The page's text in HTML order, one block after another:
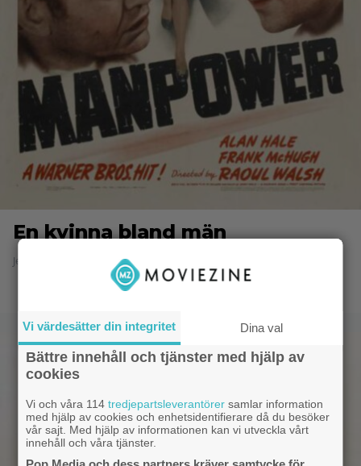
En kvinna bland män
Jesper Ström - 8.6.2014 20:52
Vi värdesätter din integritet Dina val
Bättre innehåll och tjänster med hjälp av
cookies
Vi och våra 114tredjepartsleverantörer samlar information
med hjälp av cookies och enhetsidentifierare då du besöker
vår sajt. Med hjälp av informationen kan vi utveckla vårt
innehåll och våra tjänster.